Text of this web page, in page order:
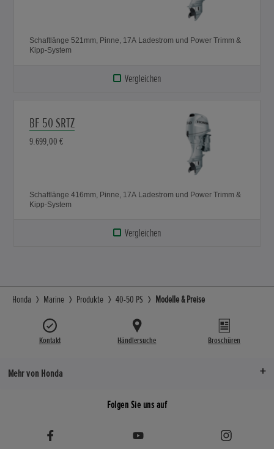
Schaftlänge 521mm, Pinne, 17A Ladestrom und Power Trimm &
Kipp-System
Vergleichen
BF 50 SRTZ
9.699,00 €
Schaftlänge 416mm, Pinne, 17A Ladestrom und Power Trimm &
Kipp-System
Vergleichen
Honda Marine Produkte 40-50 PS Modelle & Preise
Kontakt Händlersuche Broschüren
Mehr von Honda
Folgen Sie uns auf